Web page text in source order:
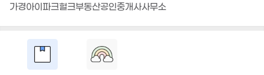
가경아이파크헐크부동산공인중개사사무소